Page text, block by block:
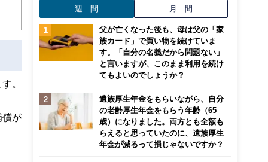
。
償が
週 間 月 間
父が亡くなった後も、母は父の「家
族カード」で買い物を続けていま
す。「自分の名義だから問題ない」
と言いますが、このまま利用を続け
てもよいのでしょうか？
遺族厚生年金をもらいながら、自分
の老齢厚生年金をもらう年齢（65
歳）になりました。両方とも全額も
らえると思っていたのに、遺族厚生
年金が減るって損じゃないですか？